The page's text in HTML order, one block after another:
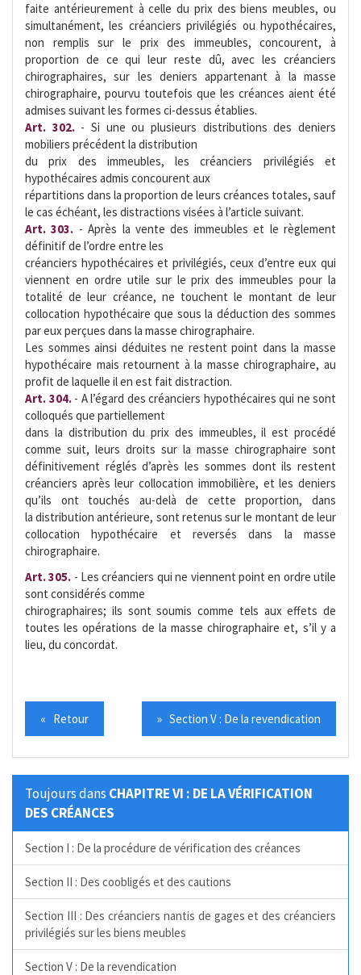
faite antérieurement à celle du prix des biens meubles, ou
simultanément, les créanciers privilégiés ou hypothécaires,
non remplis sur le prix des immeubles, concourent, à
proportion de ce qui leur reste dû, avec les créanciers
chirographaires, sur les deniers appartenant à la masse
chirographaire, pourvu toutefois que les créances aient été
admises suivant les formes ci-dessus établies.
Art. 302.- Si une ou plusieurs distributions des deniers
mobiliers précédent la distribution
du prix des immeubles, les créanciers privilégiés et
hypothécaires admis concourent aux
répartitions dans la proportion de leurs créances totales, sauf
le cas échéant, les distractions visées à l’article suivant.
Art. 303. - Après la vente des immeubles et le règlement
définitif de l’ordre entre les
créanciers hypothécaires et privilégiés, ceux d’entre eux qui
viennent en ordre utile sur le prix des immeubles pour la
totalité de leur créance, ne touchent le montant de leur
collocation hypothécaire que sous la déduction des sommes
par eux perçues dans la masse chirographaire.
Les sommes ainsi déduites ne restent point dans la masse
hypothécaire mais retournent à la masse chirographaire, au
profit de laquelle il en est fait distraction.
Art. 304.- A l’égard des créanciers hypothécaires qui ne sont
colloqués que partiellement
dans la distribution du prix des immeubles, il est procédé
comme suit, leurs droits sur la masse chirographaire sont
définitivement réglés d’après les sommes dont ils restent
créanciers après leur collocation immobilière, et les deniers
qu’ils ont touchés au-delà de cette proportion, dans
la distribution antérieure, sont retenus sur le montant de leur
collocation hypothécaire et reversés dans la masse
chirographaire.
Art. 305. - Les créanciers qui ne viennent point en ordre utile
sont considérés comme
chirographaires; ils sont soumis comme tels aux effets de
toutes les opérations de la masse chirographaire et, s’il y a
lieu, du concordat.
« Retour » Section V : De la revendication
Toujours dans CHAPITRE VI : DE LA VÉRIFICATION
DES CRÉANCES
Section I : De la procédure de vérification des créances
Section II : Des coobligés et des cautions
Section III : Des créanciers nantis de gages et des créanciers
privilégiés sur les biens meubles
Section V : De la revendication